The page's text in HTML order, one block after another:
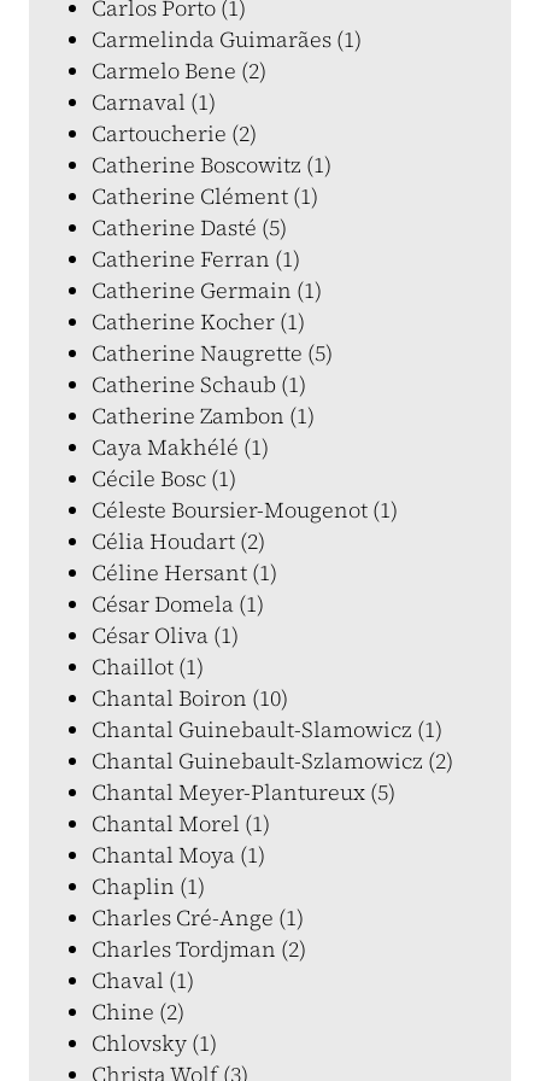
Carlos Porto (1)
Carmelinda Guimarães (1)
Carmelo Bene (2)
Carnaval (1)
Cartoucherie (2)
Catherine Boscowitz (1)
Catherine Clément (1)
Catherine Dasté (5)
Catherine Ferran (1)
Catherine Germain (1)
Catherine Kocher (1)
Catherine Naugrette (5)
Catherine Schaub (1)
Catherine Zambon (1)
Caya Makhélé (1)
Cécile Bosc (1)
Céleste Boursier-Mougenot (1)
Célia Houdart (2)
Céline Hersant (1)
César Domela (1)
César Oliva (1)
Chaillot (1)
Chantal Boiron (10)
Chantal Guinebault-Slamowicz (1)
Chantal Guinebault-Szlamowicz (2)
Chantal Meyer-Plantureux (5)
Chantal Morel (1)
Chantal Moya (1)
Chaplin (1)
Charles Cré-Ange (1)
Charles Tordjman (2)
Chaval (1)
Chine (2)
Chlovsky (1)
Christa Wolf (3)